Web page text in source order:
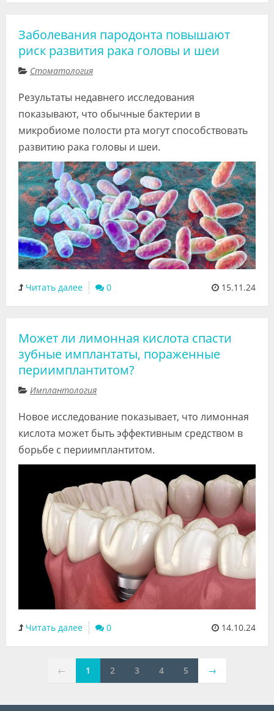
Заболевания пародонта повышают
риск развития рака головы и шеи
Стоматология
Результаты недавнего исследования
показывают, что обычные бактерии в
микробиоме полости рта могут способствовать
развитию рака головы и шеи.
Читать далее 0 15.11.24
Может ли лимонная кислота спасти
зубные имплантаты, пораженные
периимплантитом?
Имплантология
Новое исследование показывает, что лимонная
кислота может быть эффективным средством в
борьбе с периимплантитом.
Читать далее 0 14.10.24
← 1 2 3 4 5 →